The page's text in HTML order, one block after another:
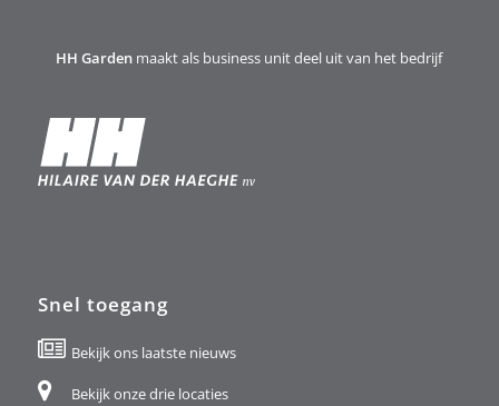
HH Garden maakt als business unit deel uit van het bedrijf
Snel toegang
Bekijk ons laatste nieuws
Bekijk onze drie locaties